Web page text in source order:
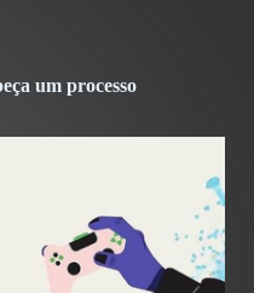
um processo